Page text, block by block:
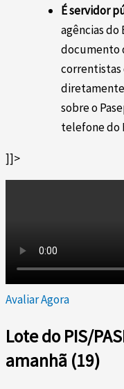
É servidor
agências do
documento
correntistas
diretamente
sobre o
telefone do
]]>
Avaliar Agora
Lote do PIS/
amanhã (19)